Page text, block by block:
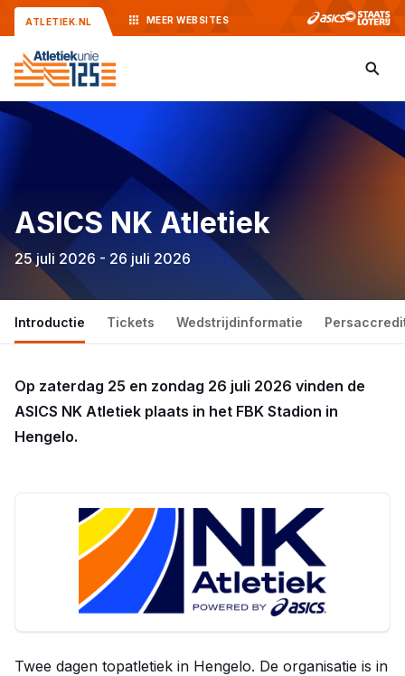
ATLETIEK.NL MEER WEBSITES
ASICS NK Atletiek
25 juli 2026 - 26 juli 2026
Introductie Tickets Wedstrijdinformatie
Op zaterdag 25 en zondag 26 juli 2026 vinden de
ASICS NK Atletiek plaats in het FBK Stadion in
Hengelo.
Twee dagen topatletiek in Hengelo. De organisatie is in